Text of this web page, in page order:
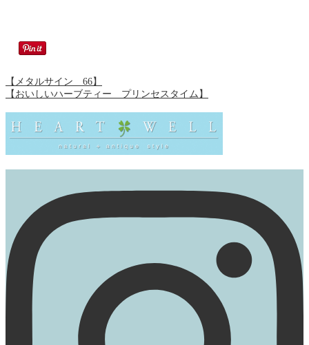
【メタルサイン 66】
【おいしいハーブティー プリンセスタイム】